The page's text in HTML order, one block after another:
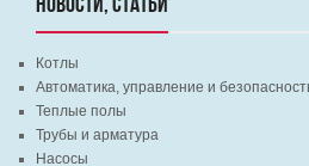
НОВОСТИ, СТАТЬИ
Котлы
Автоматика, управление и
Теплые полы
Трубы и арматура
Насосы